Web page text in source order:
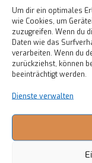
Um dir ein optimales
wie Cookies, um
zuzugreifen. Wenn du
Daten wie das
verarbeiten. Wenn du
zurückziehst, können
beeinträchtigt werden.
Dienste verwalten